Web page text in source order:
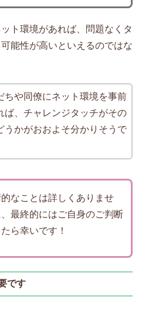
ト環境があれば、問題なくタ
能性が高いといえるのではな
ちや同僚にネット環境を事前
ば、チャレンジタッチがその
うかがおおよそ分かりそうで
なことは詳しくありませ
最終的にはご自身のご判断
ら幸いです！
です